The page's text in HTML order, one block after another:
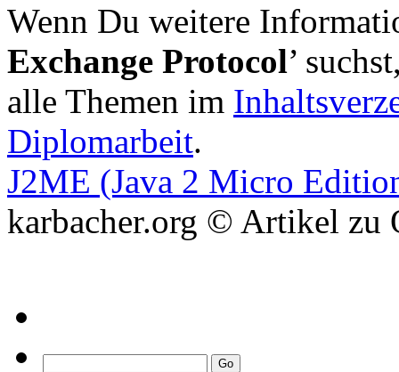
Wenn Du weitere
Exchange Protocol’
alle Themen im
Diplomarbeit.
J2ME (Java 2 Micro
karbacher.org © Artikel zu